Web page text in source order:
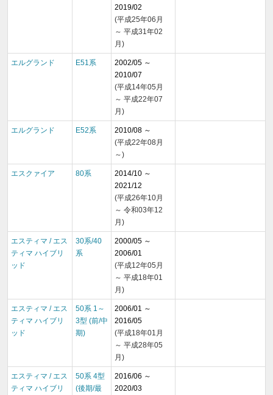
2019/02
(平成25年06月
～ 平成31年02
月)
エルグランド E51系
2002/05 ～
2010/07
(平成14年05月
～ 平成22年07
月)
エルグランド E52系
2010/08 ～
(平成22年08月
～)
エスクァイア 80系
2014/10 ～
2021/12
(平成26年10月
～ 令和03年12
月)
エスティマ / エス
ティマ ハイブリ
ッド
30系/40
系
2000/05 ～
2006/01
(平成12年05月
～ 平成18年01
月)
エスティマ / エス
ティマ ハイブリ
ッド
50系 1～
3型 (前/中
期)
2006/01 ～
2016/05
(平成18年01月
～ 平成28年05
月)
エスティマ / エス
ティマ ハイブリ
50系 4型
(後期/最
2016/06 ～
2020/03